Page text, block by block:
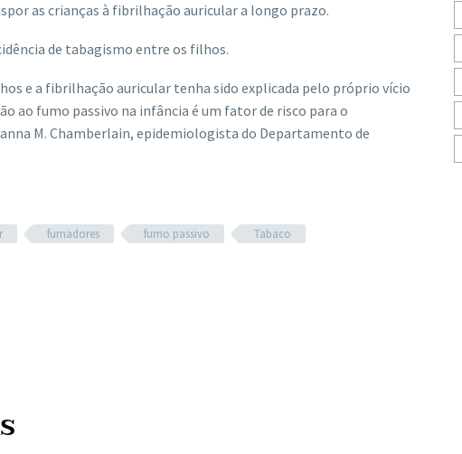
as crianças à fibrilhação auricular a longo prazo.
de tabagismo entre os filhos.
e a fibrilhação auricular tenha sido explicada pelo próprio vício
ao fumo passivo na infância é um fator de risco para o
M. Chamberlain, epidemiologista do Departamento de
fumadores fumo passivo
Tabaco